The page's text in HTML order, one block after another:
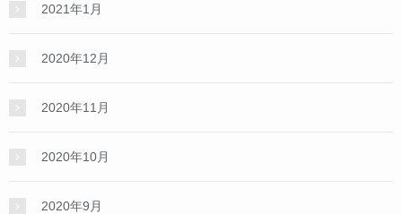
2021年1月
2020年12月
2020年11月
2020年10月
2020年9月